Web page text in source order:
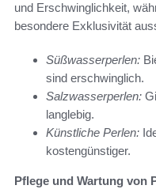
und Erschwinglichkeit,
besondere Exklusivität
Süßwasserperlen:
sind erschwinglich.
Salzwasserperlen:
langlebig.
Künstliche Perlen:
kostengünstiger.
Pflege und Wartung von